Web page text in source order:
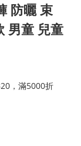
防曬 束
男童 兒童
，滿5000折